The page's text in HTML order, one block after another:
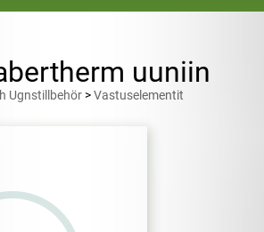
uuniin
Ugnstillbehör >Vastuselementit